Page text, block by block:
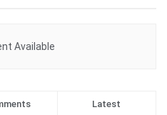
Available
Latest